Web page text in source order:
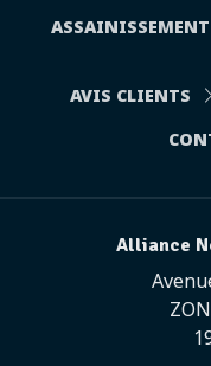
ASSAINISSEMENT
AVIS CLIENTS
Alliance